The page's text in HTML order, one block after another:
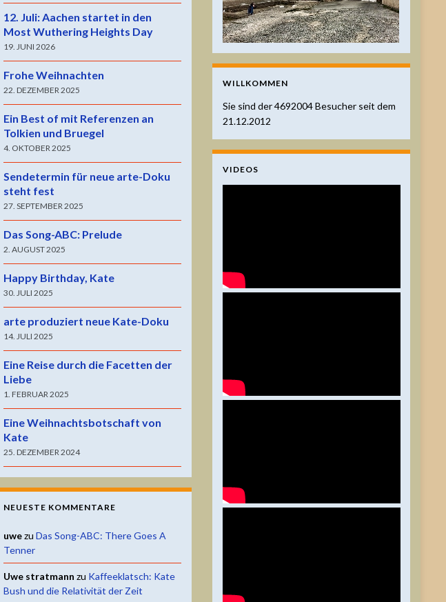
12. Juli: Aachen startet in den
Most Wuthering Heights Day
19. JUNI 2026
Frohe Weihnachten
22. DEZEMBER 2025
Ein Best of mit Referenzen an
Tolkien und Bruegel
4. OKTOBER 2025
Sendetermin für neue arte-Doku
steht fest
27. SEPTEMBER 2025
Das Song-ABC: Prelude
2. AUGUST 2025
Happy Birthday, Kate
30. JULI 2025
arte produziert neue Kate-Doku
14. JULI 2025
Eine Reise durch die Facetten der
Liebe
1. FEBRUAR 2025
Eine Weihnachtsbotschaft von
Kate
25. DEZEMBER 2024
NEUESTE KOMMENTARE
uwezu Das Song-ABC: There Goes A
Tenner
Uwe stratmann zu Kaffeeklatsch: Kate
Bush und die Relativität der Zeit
WILLKOMMEN
Sie sind der4692004Besucher seit dem
21.12.2012
VIDEOS